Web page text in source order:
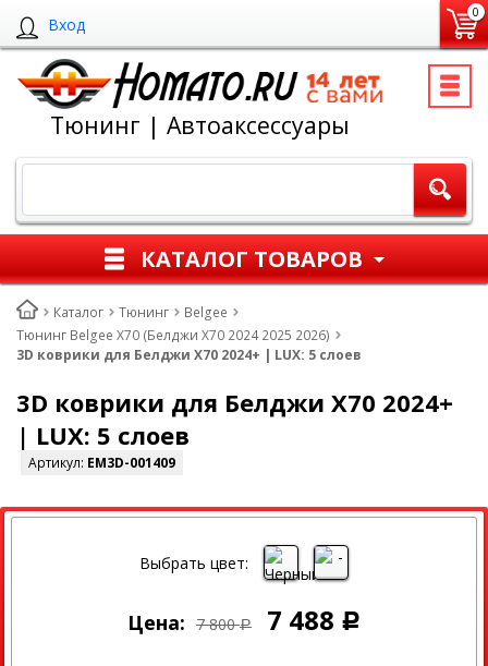
Вход
0
Тюнинг | Автоаксессуары
КАТАЛОГ ТОВАРОВ
Каталог Тюнинг
Belgee
Тюнинг Belgee X70 (Белджи Х70 2024 2025 2026)
3D коврики для Белджи Х70 2024+ | LUX: 5 слоев
3D коврики для Белджи Х70 2024+
| LUX: 5 слоев
Артикул: EM3D-001409
СКИДКА
Выбрать цвет:
Цена: 7 800 Р 7 488 Р